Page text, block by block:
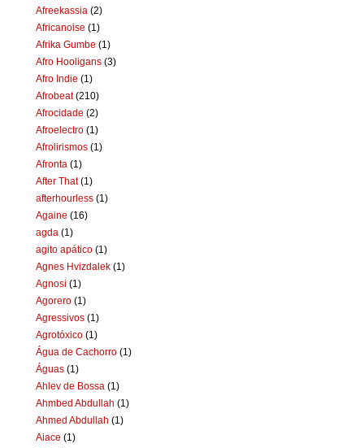
Afreekassia (2)
Africanoise (1)
Afrika Gumbe (1)
Afro Hooligans (3)
Afro Indie (1)
Afrobeat (210)
Afrocidade (2)
Afroelectro (1)
Afrolirismos (1)
Afronta (1)
After That (1)
afterhourless (1)
Againe (16)
agda (1)
agito apático (1)
Agnes Hvizdalek (1)
Agnosi (1)
Agorero (1)
Agressivos (1)
Agrotóxico (1)
Água de Cachorro (1)
Águas (1)
Ahlev de Bossa (1)
Ahmbed Abdullah (1)
Ahmed Abdullah (1)
Aiace (1)